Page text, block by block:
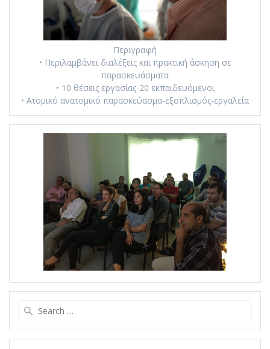
Περιγραφή
• Περιλαμβάνει διαλέξεις και πρακτική άσκηση σε
παρασκευάσματα
• 10 θέσεις εργασίας-20 εκπαιδευόμενοι
• Ατομικό ανατομικό παρασκεύασμα-εξοπλισμός-εργαλεία